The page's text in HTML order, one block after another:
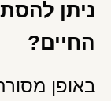
ניתן
החיים?
באופן